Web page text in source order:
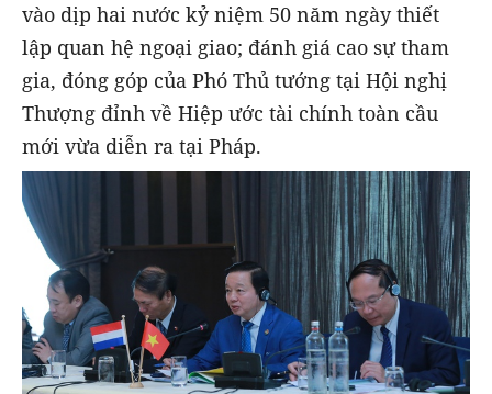
vào dịp hai nước kỷ niệm 50 năm ngày thiết
lập quan hệ ngoại giao; đánh giá cao sự tham
gia, đóng góp của Phó Thủ tướng tại Hội nghị
Thượng đỉnh về Hiệp ước tài chính toàn cầu
mới vừa diễn ra tại Pháp.